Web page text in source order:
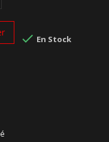
 En Stock